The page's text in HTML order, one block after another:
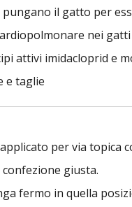
pungano il gatto per
nei gatti
attivi imidacloprid e
e taglie
per via topica
giusta.
fermo in quella